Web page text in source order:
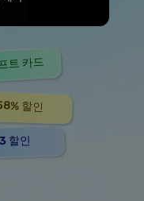
트 카드
할인
할인